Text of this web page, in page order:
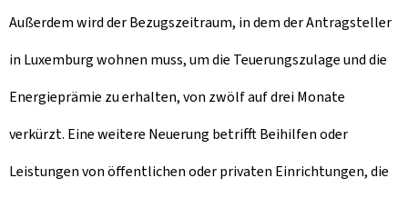
Außerdem wird der Bezugszeitraum, in dem der Antragsteller
in Luxemburg wohnen muss, um die Teuerungszulage und die
Energieprämie zu erhalten, von zwölf auf drei Monate
verkürzt. Eine weitere Neuerung betrifft Beihilfen oder
Leistungen von öffentlichen oder privaten Einrichtungen, die